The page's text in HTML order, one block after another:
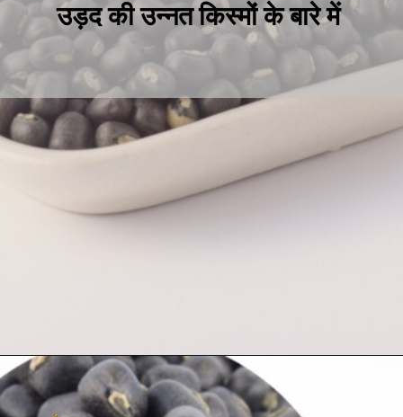
उड़द की उन्नत किस्मों के बारे में